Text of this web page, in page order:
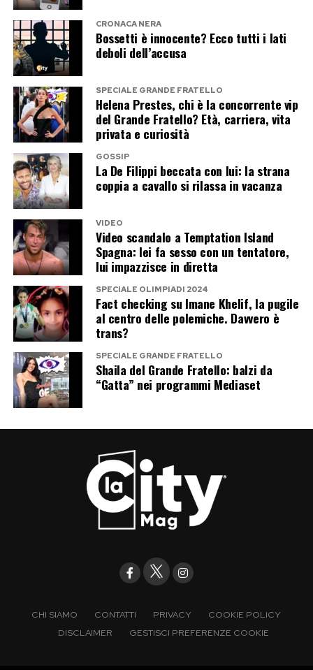
indiscrezioni su un possibile appuntamento a
settembre.
Fino ad allora, il racconto di Simona Giordano
resta uno degli elementi che continuano ad
alimentare il gossip intorno a Danilo D’Angelo e
Francesca Coppola. Una storia ancora priva di
una versione condivisa da tutti i protagonisti e
che potrebbe riservare nuovi colpi di scena nelle
prossime settimane.
Post Views: 176
CRONACA NERA
Bossetti è innocente? Ecco tutti i lati
deboli dell’accusa
SPECIALE GRANDE FRATELLO
Helena Prestes, chi è la concorrente vip
del Grande Fratello? Età, carriera, vita
privata e curiosità
GOSSIP
La De Filippi beccata con lui: la strana
coppia a cavallo si rilassa in vacanza
VIDEO
Video scandalo a Temptation Island
Spagna: lei fa sesso con un tentatore,
lui impazzisce in diretta
SPECIALE OLIMPIADI 2024
Fact checking su Imane Khelif, la pugile
al centro delle polemiche. Davvero è
trans?
SPECIALE GRANDE FRATELLO
Shaila del Grande Fratello: balzi da
“Gatta” nei programmi Mediaset
CHI SIAMO CONTATTI PRIVACY
COOKIE POLICY
DISCLAIMER
GESTISCI PREFERENZE COOKIE